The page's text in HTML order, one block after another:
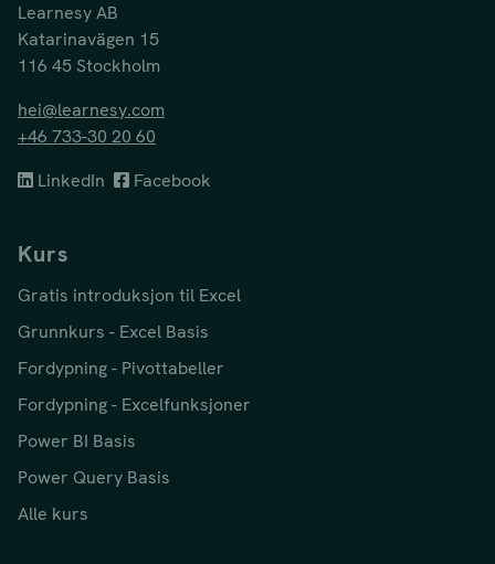
Learnesy AB
Katarinavägen 15
116 45 Stockholm
hei@learnesy.com
+46 733-30 20 60
LinkedIn
Facebook
Kurs
Gratis introduksjon til Excel
Grunnkurs - Excel Basis
Fordypning - Pivottabeller
Fordypning - Excelfunksjoner
Power BI Basis
Power Query Basis
Alle kurs